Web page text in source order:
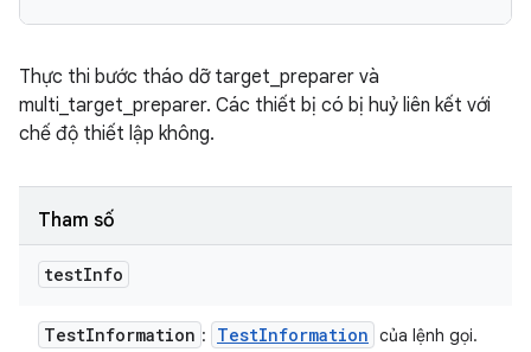
Thực thi bước tháo dỡ target_preparer và
multi_target_preparer. Các thiết bị có bị huỷ liên kết với
chế độ thiết lập không.
Tham số
testInfo
TestInformation : TestInformation của lệnh gọi.